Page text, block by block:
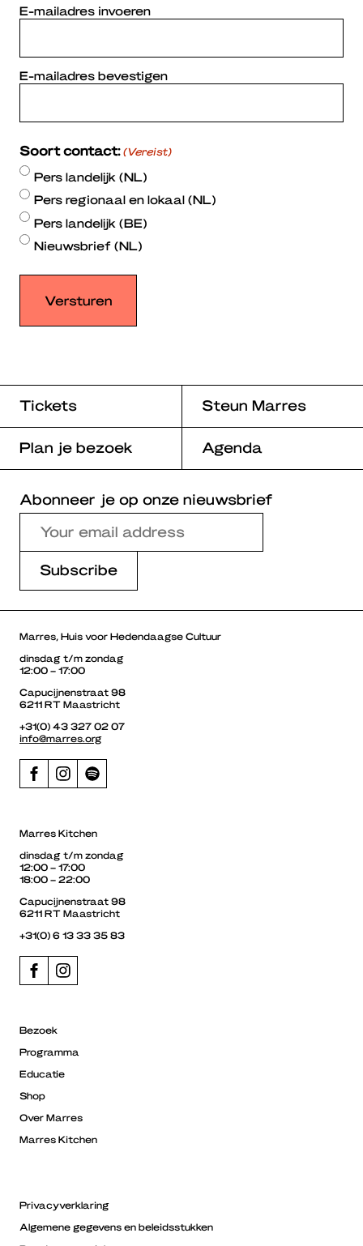
E-mailadres invoeren
E-mailadres bevestigen
Soort contact: (Vereist)
Pers landelijk (NL)
Pers regionaal en lokaal (NL)
Pers landelijk (BE)
Nieuwsbrief (NL)
Tickets Steun Marres
Plan je bezoek Agenda
Abonneer je op onze nieuwsbrief
Marres, Huis voor Hedendaagse Cultuur
dinsdag t/m zondag
12:00 – 17:00
Capucijnenstraat 98
6211 RT Maastricht
+31(0) 43 327 02 07
info@marres.org
Marres Kitchen
dinsdag t/m zondag
12:00 – 17:00
18:00 – 22:00
Capucijnenstraat 98
6211 RT Maastricht
+31(0) 6 13 33 35 83
Bezoek
Programma
Educatie
Shop
Over Marres
Marres Kitchen
Privacyverklaring
Algemene gegevens en beleidsstukken